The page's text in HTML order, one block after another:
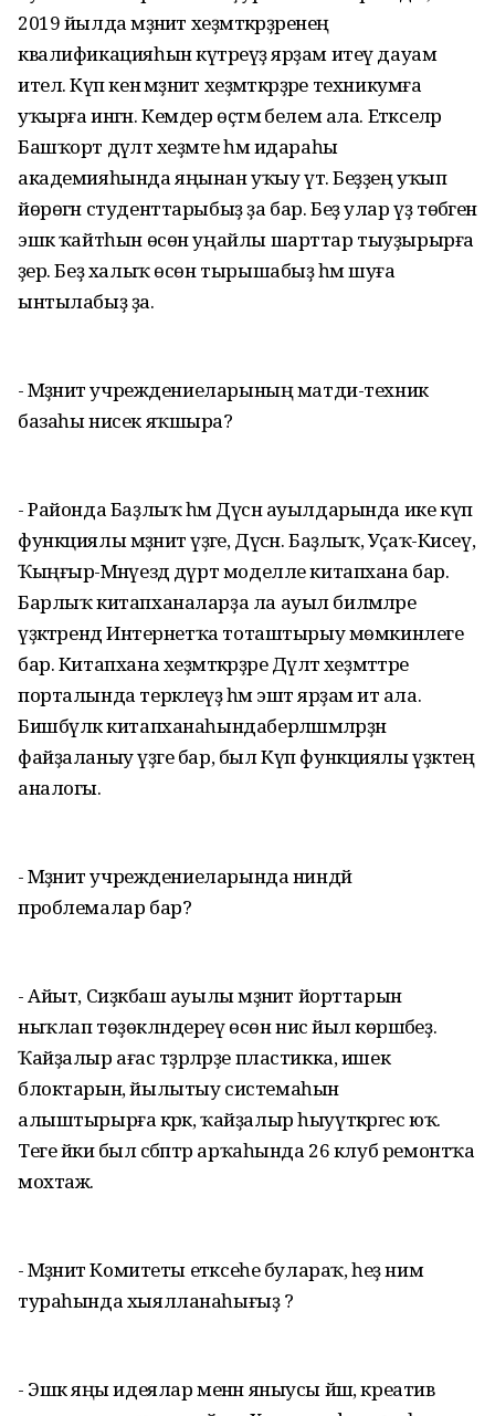
2019 йылда мәҙәниәт хеҙмәткәрҙәренең
квалификацияһын күтәреүҙә ярҙам итеү дауам
ителә. Күп кенә мәҙәниәт хеҙмәткәрҙәре техникумға
уҡырға ингән. Кемдер өҫтәмә белем ала. Етәкселәр
Башҡорт дәүләт хеҙмәте һәм идараһы
академияһында яңынан уҡыу үтә. Беҙҙең уҡып
йөрөгән студенттарыбыҙ ҙа бар. Беҙ улар үҙ төбәгенә
эшкә ҡайтһын өсөн уңайлы шарттар тыуҙырырға
әҙер. Беҙ халыҡ өсөн тырышабыҙ һәм шуға
ынтылабыҙ ҙа.
- Мәҙәниәт учреждениеларының матди-техник
базаһы нисек яҡшыра?
- Районда Баҙлыҡ һәм Дүсән ауылдарында ике күп
функциялы мәҙәниәт үҙәге, Дүсән. Баҙлыҡ, Уҫаҡ-Кисеү,
Ҡыңғыр-Мәнәүездә дүрт моделле китапхана бар.
Барлыҡ китапханаларҙа ла ауыл биләмәләре
үҙәктәрендә Интернетҡа тоташтырыу мөмкинлеге
бар. Китапхана хеҙмәткәрҙәре Дәүләт хеҙмәттәре
порталында теркәлеүҙә һәм эштә ярҙам итә ала.
Бишбүләк китапханаһындаберләшмәләрҙән
файҙаланыу үҙәге бар, был Күп функциялы үҙәктең
аналогы.
- Мәҙәниәт учреждениеларында ниндәй
проблемалар бар?
- Айыт, Сиҙәкбаш ауылы мәҙәниәт йорттарын
ныҡлап төҙөкләндереү өсөн нисә йыл көрәшәбеҙ.
Ҡайҙалыр ағас тәҙрәләрҙе пластикка, ишек
блоктарын, йылытыу системаһын
алыштырырға кәрәк, ҡайҙалыр һыуүткәргес юҡ.
Теге йәки был сәбәптәр арҡаһында 26 клуб ремонтҡа
мохтаж.
- Мәҙәниәт Комитеты етәксеһе булараҡ, һеҙ нимә
тураһында хыялланаһығыҙ ?
- Эшкә яңы идеялар менән яныусы йәш, креатив